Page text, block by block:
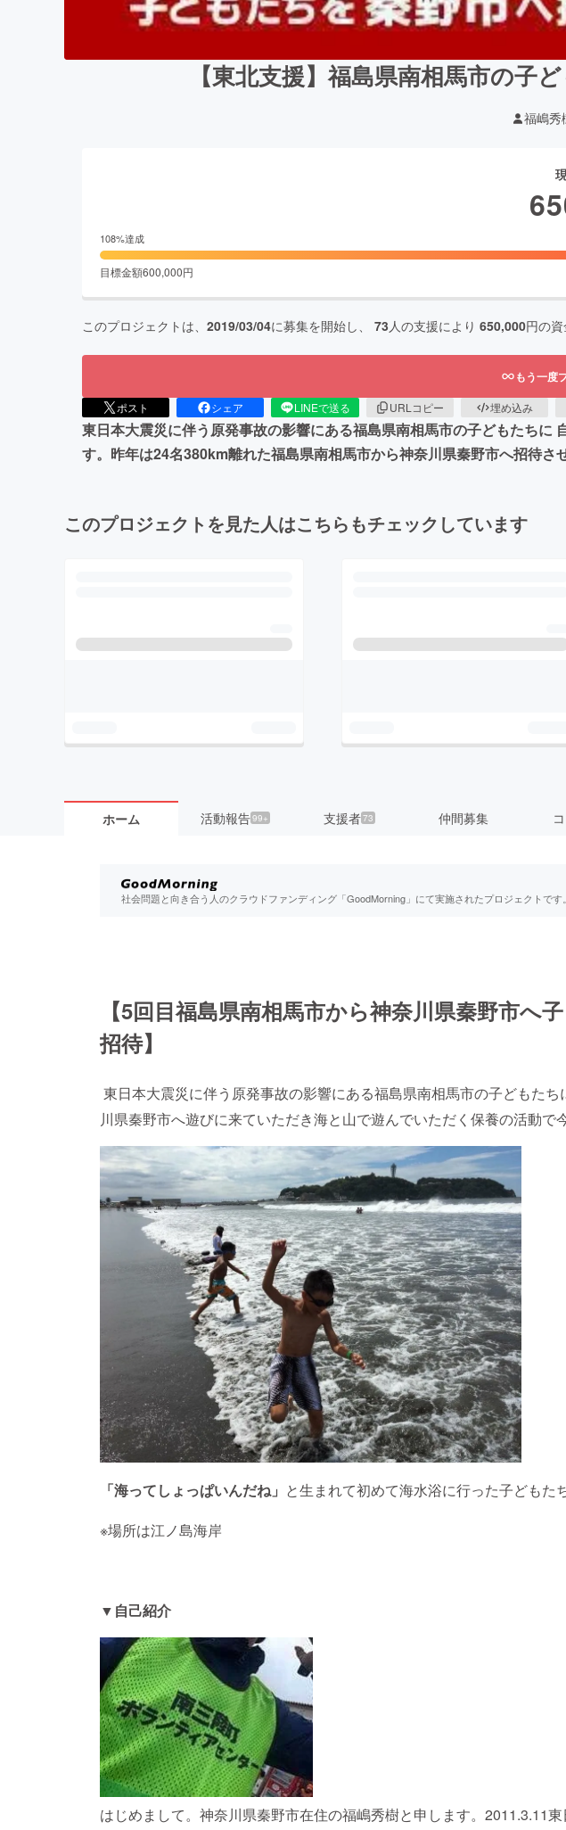
【東北支援】福島県南相馬市の子
福嶋秀
108%達成
目標金額600,000円
このプロジェクトは、 2019/03/04に募集を開始し、 73人の支援により 650,000円の資
もう一度
ポスト シェア LINEで送る URLコピー 埋め込み
東日本大震災に伴う原発事故の影響にある福島県南相馬市の子どもたち
す。昨年は24名380km離れた福島県南相馬市から神奈川県秦野市へ招待さ
このプロジェクトを見た人はこちらもチェックしています
ホーム 活動報告99+ 支援者73 仲間募集
社会問題と向き合う人のクラウドファンディング「GoodMorning」にて実施されたプロジェクトです。
【5回目福島県南相馬市から神奈川県秦野市へ
招待】
東日本大震災に伴う原発事故の影響にある福島県南相馬市の子どもたち
川県秦野市へ遊びに来ていただき海と山で遊んでいただく保養の活動で
「海ってしょっぱいんだね」 と生まれて初めて海水浴に行った子どもた
※場所は江ノ島海岸
▼自己紹介
はじめまして。神奈川県秦野市在住の福嶋秀樹と申します。2011.3.11